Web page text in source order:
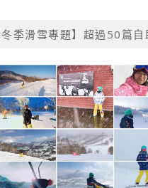
冬季滑雪專題】超過50篇